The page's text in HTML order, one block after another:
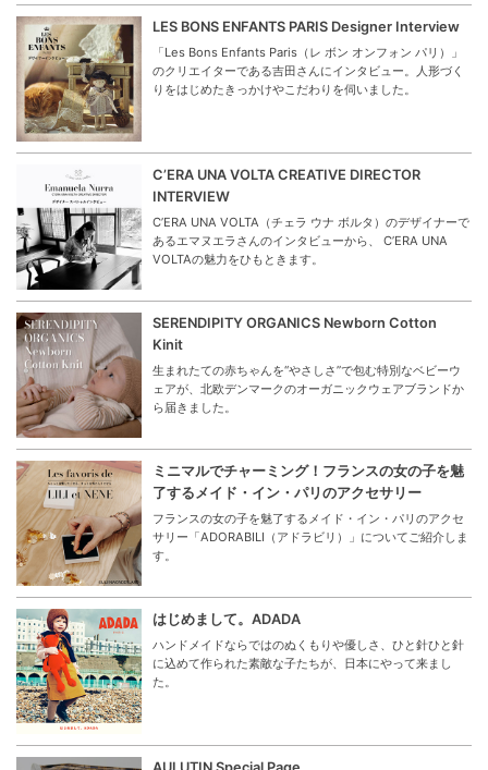
LES BONS ENFANTS PARIS Designer Interview
「Les Bons Enfants Paris（レ ボン オンフォン パリ）」
のクリエイターである吉田さんにインタビュー。人形づく
りをはじめたきっかけやこだわりを伺いました。
C’ERA UNA VOLTA CREATIVE DIRECTOR
INTERVIEW
C’ERA UNA VOLTA（チェラ ウナ ボルタ）のデザイナーで
あるエマヌエラさんのインタビューから、 C’ERA UNA
VOLTAの魅力をひもときます。
SERENDIPITY ORGANICS Newborn Cotton
Kinit
生まれたての赤ちゃんを“やさしさ”で包む特別なベビーウ
ェアが、北欧デンマークのオーガニックウェアブランドか
ら届きました。
ミニマルでチャーミング！フランスの女の子を魅
了するメイド・イン・パリのアクセサリー
フランスの女の子を魅了するメイド・イン・パリのアクセ
サリー「ADORABILI（アドラビリ）」についてご紹介しま
す。
はじめまして。ADADA
ハンドメイドならではのぬくもりや優しさ、ひと針ひと針
に込めて作られた素敵な子たちが、日本にやって来まし
た。